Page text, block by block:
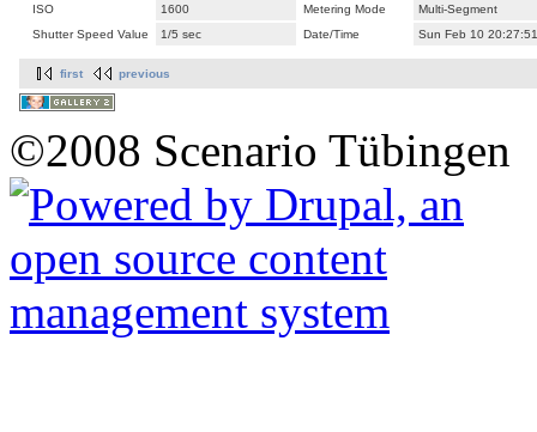
ISO
1600 Metering Mode
Multi-Segment
Shutter Speed Value
1/5 sec Date/Time Sun Feb 10
first previous
©2008 Scenario Tübingen